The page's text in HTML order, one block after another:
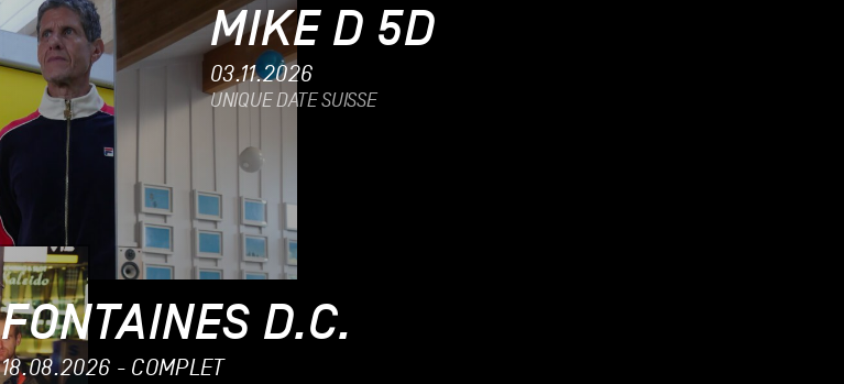
MIKE D 5D
03.11.2026
UNIQUE DATE SUISSE
FONTAINES D.C.
18.08.2026 - COMPLET